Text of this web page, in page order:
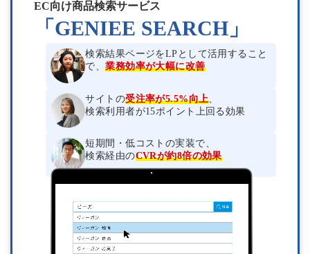
EC向け商品検索サービス
「GENIEE SEARCH」
検索結果ページをLPとして活用すること
で、業務効率が大幅に改善
サイトの受注率が5.5%向上
検索利用者が15ポイント上回る効果
短期間・低コストの実装で、
検索経由のCVRが約8倍の効果